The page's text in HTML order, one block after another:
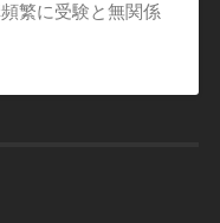
繁に受験と無関係